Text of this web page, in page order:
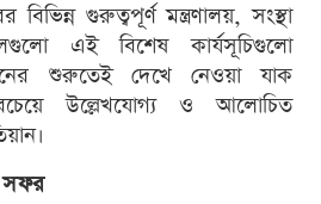
গুরুত্বপূর্ণ মন্ত্রণালয়, সংস্থা
এই বিশেষ কার্যসূচিগুলো
শুরুতেই দেখে নেওয়া যাক
উল্লেখযোগ্য ও আলোচিত
সফর